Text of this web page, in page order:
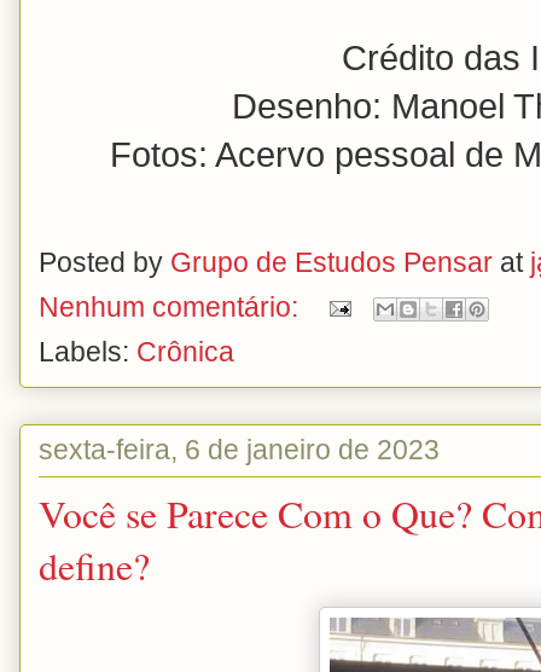
Crédito das
Desenho: Manoel
Fotos: Acervo pessoal de
Posted by Grupo de Estudos Pensar at
Nenhum comentário:
Labels: Crônica
sexta-feira, 6 de janeiro de 2023
Você se Parece Com o Que?
define?